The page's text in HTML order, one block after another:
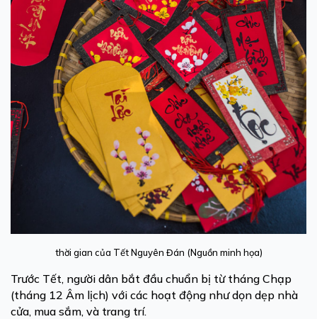
thời gian của Tết Nguyên Đán (Nguồn minh họa)
Trước Tết, người dân bắt đầu chuẩn bị từ tháng Chạp
(tháng 12 Âm lịch) với các hoạt động như dọn dẹp nhà
cửa, mua sắm, và trang trí.